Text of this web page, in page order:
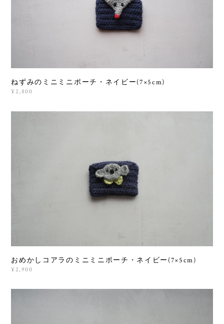
ねずみのミニミニポーチ・ネイビー(7×5cm)
¥2,800
おめかしコアラのミニミニポーチ・ネイビー(7×5cm)
¥2,900